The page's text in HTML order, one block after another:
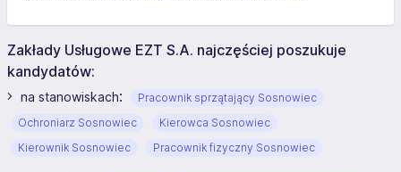
Zakłady Usługowe EZT S.A. najczęściej poszukuje
kandydatów:
na stanowiskach:
Pracownik sprzątający Sosnowiec
Ochroniarz Sosnowiec
Kierowca Sosnowiec
Kierownik Sosnowiec
Pracownik fizyczny Sosnowiec